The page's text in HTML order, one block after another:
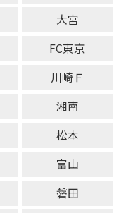
大宮
FC東京
川崎Ｆ
湘南
松本
富山
磐田